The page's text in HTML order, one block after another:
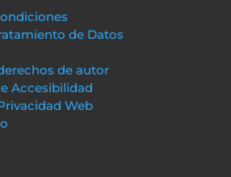
de Datos
de autor
Accesibilidad
Web